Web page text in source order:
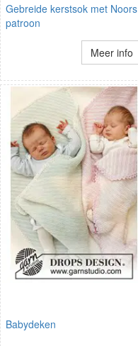
Gebreide kerstsok met Noors
patroon
Meer info
Babydeken